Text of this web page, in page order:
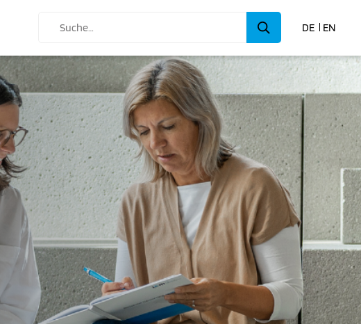
DE EN